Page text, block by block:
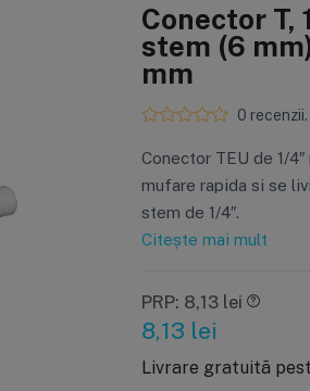
Conector
stem (6
mm
0 recenzii.
Conector TEU de 1/
mufare rapida si se
stem de 1/4″.
Citește mai mult
PRP: 8,13 lei
8,13 lei
Livrare gratuită